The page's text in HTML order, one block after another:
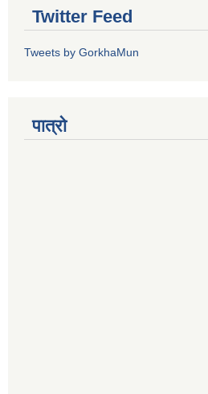
Twitter Feed
Tweets by GorkhaMun
पात्रो